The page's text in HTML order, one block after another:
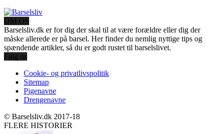
OM OS
Barselsliv.dk er for dig der skal til at være forældre eller dig der
måske allerede er på barsel. Her finder du nemlig nyttige tips og
spændende artikler, så du er godt rustet til barselslivet.
Følg os
Cookie- og privatlivspolitik
Sitemap
Pigenavne
Drengenavne
© Barselsliv.dk 2017-18
FLERE HISTORIER